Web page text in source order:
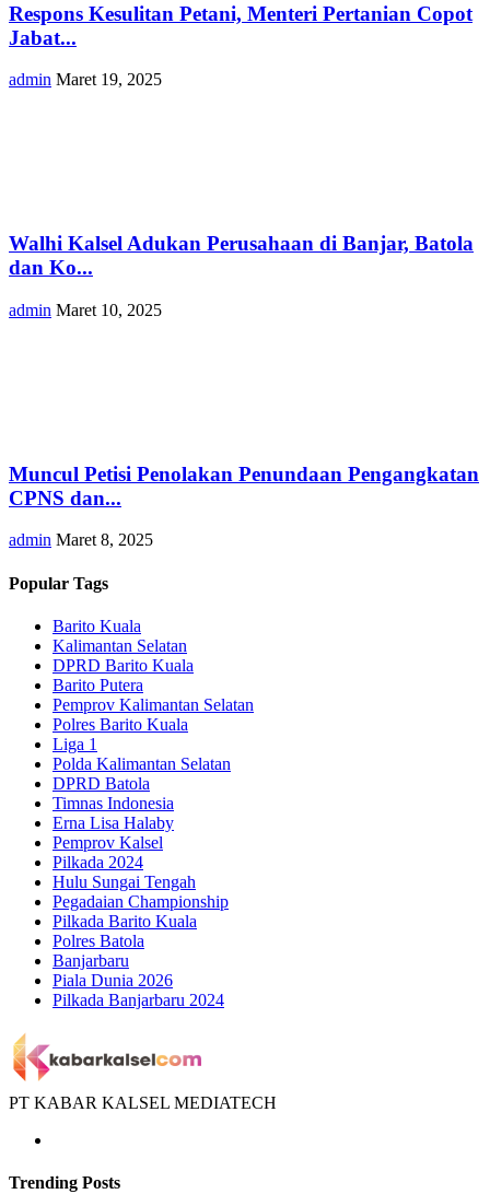
Respons Kesulitan Petani, Menteri Pertanian Copot
Jabat...
admin Maret 19, 2025
Walhi Kalsel Adukan Perusahaan di Banjar, Batola
dan Ko...
admin Maret 10, 2025
Muncul Petisi Penolakan Penundaan Pengangkatan
CPNS dan...
admin Maret 8, 2025
Popular Tags
Barito Kuala
Kalimantan Selatan
DPRD Barito Kuala
Barito Putera
Pemprov Kalimantan Selatan
Polres Barito Kuala
Liga 1
Polda Kalimantan Selatan
DPRD Batola
Timnas Indonesia
Erna Lisa Halaby
Pemprov Kalsel
Pilkada 2024
Hulu Sungai Tengah
Pegadaian Championship
Pilkada Barito Kuala
Polres Batola
Banjarbaru
Piala Dunia 2026
Pilkada Banjarbaru 2024
PT KABAR KALSEL MEDIATECH
Trending Posts